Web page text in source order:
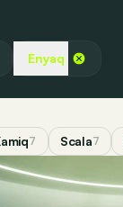
Enyaq
7 Scala7